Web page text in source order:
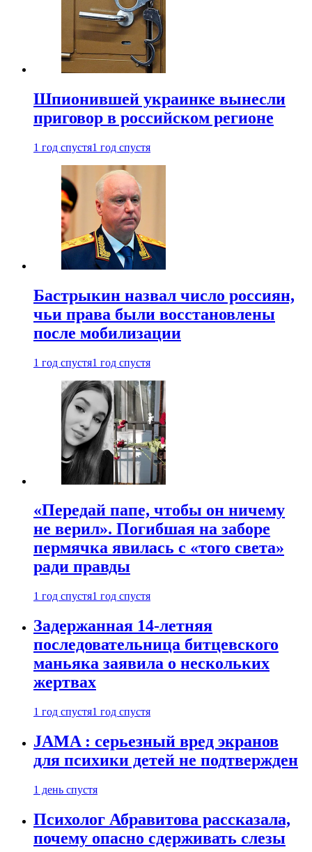
Шпионившей украинке вынесли
приговор в российском регионе
1 год спустя1 год спустя
Бастрыкин назвал число россиян,
чьи права были восстановлены
после мобилизации
1 год спустя1 год спустя
«Передай папе, чтобы он ничему
не верил». Погибшая на заборе
пермячка явилась с «того света»
ради правды
1 год спустя1 год спустя
Задержанная 14-летняя
последовательница битцевского
маньяка заявила о нескольких
жертвах
1 год спустя1 год спустя
JAMA : серьезный вред экранов
для психики детей не подтвержден
1 день спустя
Психолог Абравитова рассказала,
почему опасно сдерживать слезы